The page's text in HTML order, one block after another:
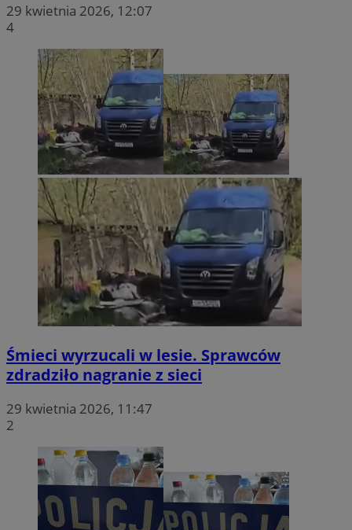
29 kwietnia 2026, 12:07
4
Śmieci wyrzucali w lesie. Sprawców
zdradziło nagranie z sieci
29 kwietnia 2026, 11:47
2